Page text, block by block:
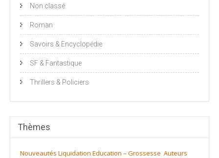
Non classé
Roman
Savoirs & Encyclopédie
SF & Fantastique
Thrillers & Policiers
Thèmes
Nouveautés Liquidation Education – Grossesse Auteurs